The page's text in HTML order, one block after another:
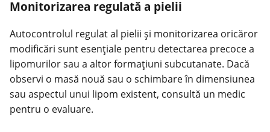
Monitorizarea regulată a pielii
Autocontrolul regulat al pielii și monitorizarea oricăror
modificări sunt esențiale pentru detectarea precoce a
lipomurilor sau a altor formațiuni subcutanate. Dacă
observi o masă nouă sau o schimbare în dimensiunea
sau aspectul unui lipom existent, consultă un medic
pentru o evaluare.